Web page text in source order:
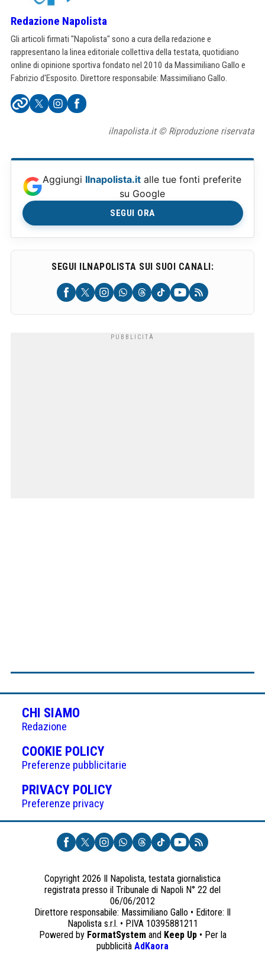
Redazione Napolista
Gli articoli firmati "Napolista" sono a cura della redazione e
rappresentano la linea editoriale collettiva della testata, quotidiano
online di opinione sportiva fondato nel 2010 da Massimiliano Gallo e
Fabrizio d'Esposito. Direttore responsabile: Massimiliano Gallo.
ilnapolista.it © Riproduzione riservata
Aggiungi Ilnapolista.it alle tue fonti preferite
su Google
SEGUI ORA
SEGUI ILNAPOLISTA SUI SUOI CANALI:
CHI SIAMO
Redazione
COOKIE POLICY(APRE
IN
UNA
NUOVA
Preferenze pubblicitarie
PRIVACY POLICY(APRE
UNA
NUOVA
SCHEDA)
Preferenze privacy
Copyright 2026 Il Napolista, testata giornalistica
registrata presso il Tribunale di Napoli N° 22 del
06/06/2012
Direttore responsabile: Massimiliano Gallo • Editore: Il
Napolista s.r.l. • P.IVA 10395881211
Powered by FormatSystemand Keep Up• Per la
pubblicità AdKaora